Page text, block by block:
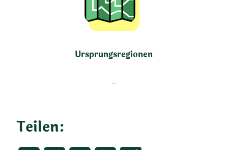
Ursprungsregionen
–
Teilen: